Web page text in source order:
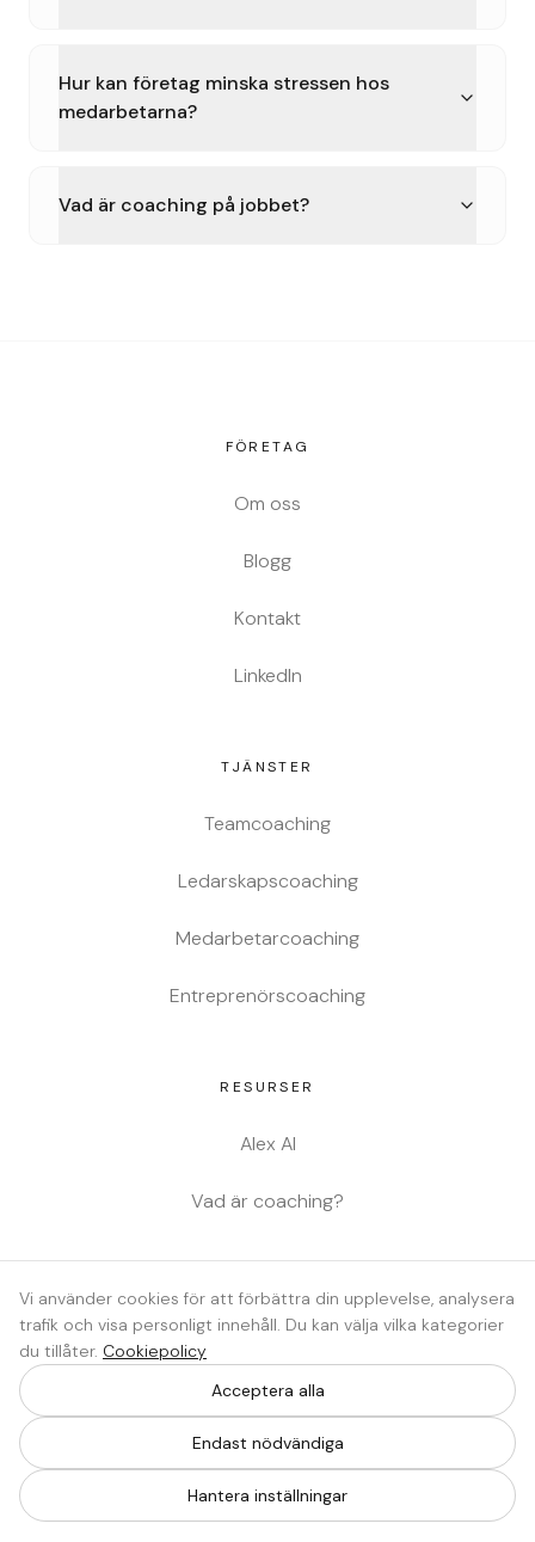
Hur kan företag minska stressen hos
medarbetarna?
Vad är coaching på jobbet?
FÖRETAG
Om oss
Blogg
Kontakt
LinkedIn
TJÄNSTER
Teamcoaching
Ledarskapscoaching
Medarbetarcoaching
Entreprenörscoaching
RESURSER
Alex AI
Vad är coaching?
Integritetspolicy
Cookiepolicy
Cookieinställningar
Vi använder cookies för att förbättra din upplevelse, analysera
trafik och visa personligt innehåll. Du kan välja vilka kategorier
du tillåter. Cookiepolicy
Acceptera alla
Endast nödvändiga
Hantera inställningar